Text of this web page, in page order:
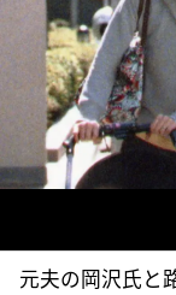
元夫の岡沢氏と